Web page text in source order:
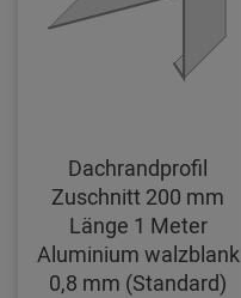
Dachrandprofil
Zuschnitt 200 mm
Länge 1 Meter
Aluminium walzblank
0,8 mm (Standard)